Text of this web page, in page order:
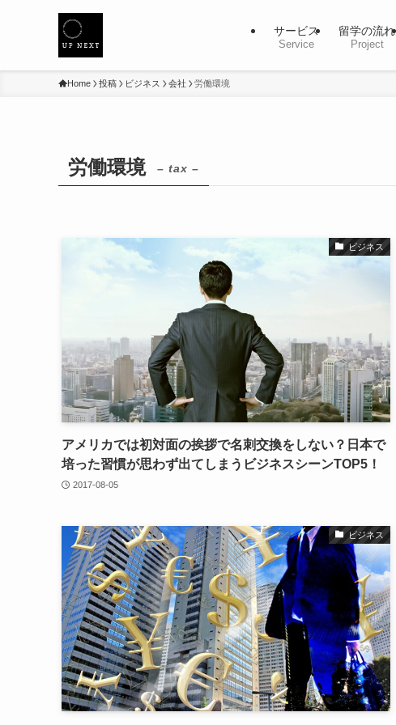
サービス
Service
留学の流れ
Project
Home 投稿 ビジネス 会社 労働環境
労働環境 – tax –
ビジネス
アメリカでは初対面の挨拶で名刺交換をしない？日本で
培った習慣が思わず出てしまうビジネスシーンTOP5！
2017-08-05
ビジネス